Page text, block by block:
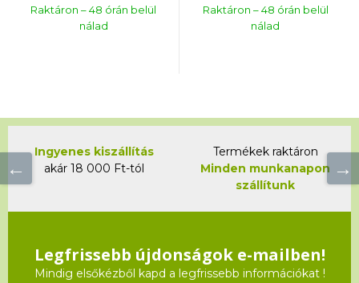
Raktáron – 48 órán belül
nálad
Raktáron – 48 órán belül
nálad
Ingyenes kiszállítás
akár 18 000 Ft-tól
Termékek raktáron
Minden munkanapon
szállítunk
Legfrissebb újdonságok e-mailben!
Mindig elsőkézből kapd a legfrissebb információkat !